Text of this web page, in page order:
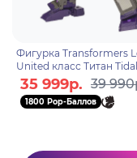
Фигурка Transformers
United класс Титан
F85125L0
35 999р. 39
1800 Pop-Баллов